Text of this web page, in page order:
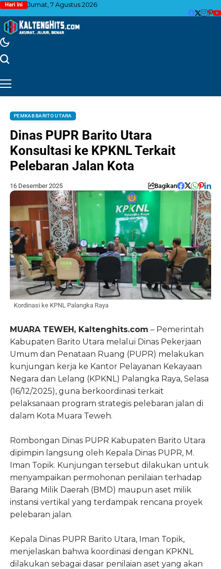
Hari Ini Jumat, 7 Agustus 2026
PEMKAB BARITO UTARA
Dinas PUPR Barito Utara
Konsultasi ke KPKNL Terkait
Pelebaran Jalan Kota
16 Desember 2025 Bagikan
Kordinasi ke KPNL Palangka Raya
MUARA TEWEH, Kaltenghits.com – Pemerintah
Kabupaten Barito Utara melalui Dinas Pekerjaan
Umum dan Penataan Ruang (PUPR) melakukan
kunjungan kerja ke Kantor Pelayanan Kekayaan
Negara dan Lelang (KPKNL) Palangka Raya, Selasa
(16/12/2025), guna berkoordinasi terkait
pelaksanaan program strategis pelebaran jalan di
dalam Kota Muara Teweh.
Rombongan Dinas PUPR Kabupaten Barito Utara
dipimpin langsung oleh Kepala Dinas PUPR, M.
Iman Topik. Kunjungan tersebut dilakukan untuk
menyampaikan permohonan penilaian terhadap
Barang Milik Daerah (BMD) maupun aset milik
instansi vertikal yang terdampak rencana proyek
pelebaran jalan.
Kepala Dinas PUPR Barito Utara, Iman Topik,
menjelaskan bahwa koordinasi dengan KPKNL
dilakukan sebagai dasar penilaian aset yang akan